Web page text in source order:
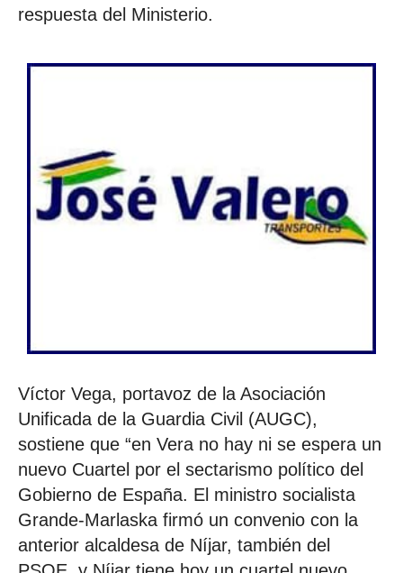
respuesta del Ministerio.
Víctor Vega, portavoz de la Asociación
Unificada de la Guardia Civil (AUGC),
sostiene que “en Vera no hay ni se espera un
nuevo Cuartel por el sectarismo político del
Gobierno de España. El ministro socialista
Grande-Marlaska firmó un convenio con la
anterior alcaldesa de Níjar, también del